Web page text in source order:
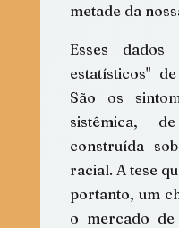
metade da
Esses dados
estatísticos"
São os
sistêmica,
construída
racial. A tese
portanto, um
o mercado de